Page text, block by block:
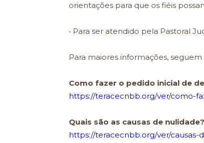
orientações para que os fiéis
• Para ser atendido pela Pastoral
Para maiores informações,
Como fazer o pedido inicial de
https://teracecnbb.org/ver/como-
Quais são as causas de nulidade?
https://teracecnbb.org/ver/causas-